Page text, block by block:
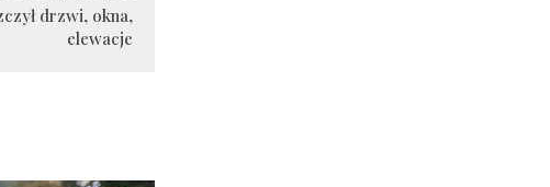
drzwi, okna,
elewacje